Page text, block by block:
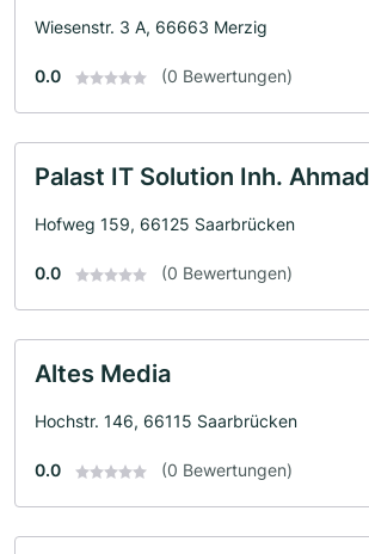
Wiesenstr. 3 A, 66663 Merzig
0.0 (0 Bewertungen)
Palast IT Solution Inh.
Hofweg 159, 66125 Saarbrücken
0.0 (0 Bewertungen)
Altes Media
Hochstr. 146, 66115 Saarbrücken
0.0 (0 Bewertungen)